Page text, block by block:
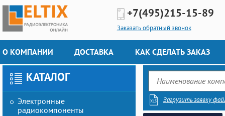
+7(495)215-15-89
Заказать обратный звонок
О КОМПАНИИ ДОСТАВКА КАК СДЕЛАТЬ ЗАКАЗ
КАТАЛОГ
Электронные
радиокомпоненты
Загрузить заявку